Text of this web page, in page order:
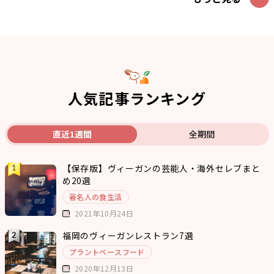
人気記事ランキング
直近1週間 全期間
【保存版】ヴィーガンの芸能人・海外セレブまと
め20選
著名人の食生活
2021年10月24日
福岡のヴィーガンレストラン7選
プラントベースフード
2020年12月13日